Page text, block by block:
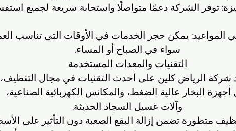
توفر الشركة دعمًا متواصلًا واستجابة سريعة لجميع
المواعيد: يمكن حجز الخدمات في الأوقات التي تناسب
سواء في الصباح أو المساء.
التقنيات والمعدات المستخدمة
شركة الرياض كلين على أحدث التقنيات في مجال التنظيف،
أجهزة البخار عالية الضغط، والمكانس الكهربائية الصناعية،
وآلات غسيل السجاد الحديثة.
متطورة تضمن إزالة البقع الصعبة دون التأثير على